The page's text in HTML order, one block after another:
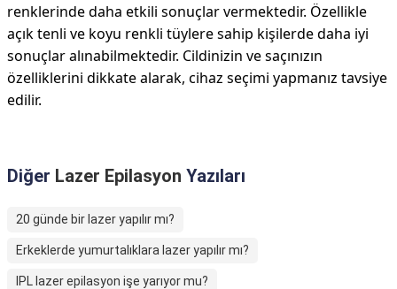
renklerinde daha etkili sonuçlar vermektedir. Özellikle
açık tenli ve koyu renkli tüylere sahip kişilerde daha iyi
sonuçlar alınabilmektedir. Cildinizin ve saçınızın
özelliklerini dikkate alarak, cihaz seçimi yapmanız tavsiye
edilir.
Diğer Lazer Epilasyon Yazıları
20 günde bir lazer yapılır mı?
Erkeklerde yumurtalıklara lazer yapılır mı?
IPL lazer epilasyon işe yarıyor mu?